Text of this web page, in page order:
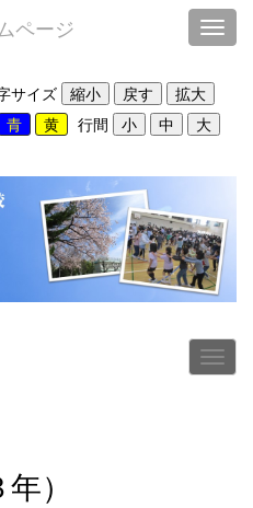
ページ
サイズ
行間
）